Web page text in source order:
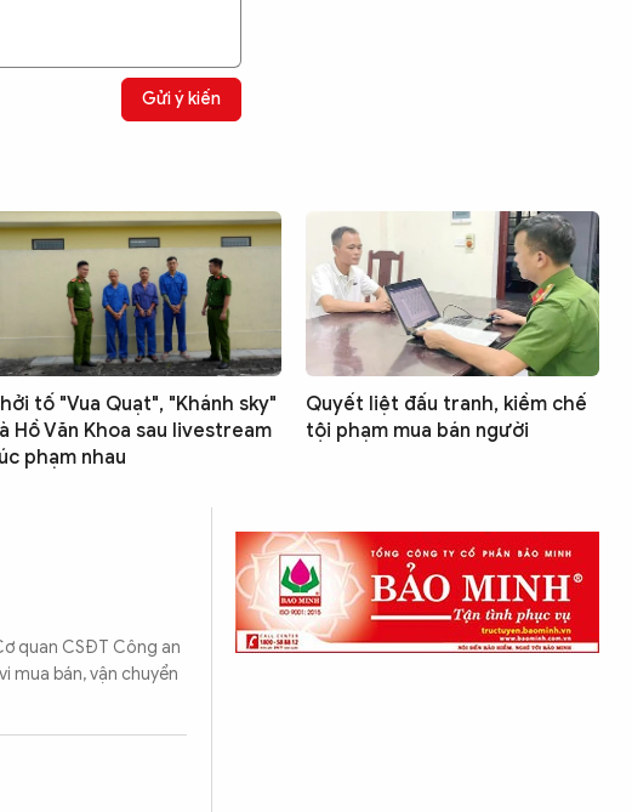
Tìm kiếm
Gửi ý kiến
tố "Vua Quạt", "Khánh sky"
Hồ Văn Khoa sau livestream
phạm nhau
Quyết liệt đấu tranh, kiềm chế
tội phạm mua bán người
quan CSĐT Công an
mua bán, vận chuyển